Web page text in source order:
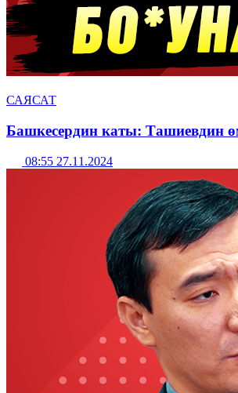
САЯСАТ
Башкесердин каты: Ташиевдин
08:55 27.11.2024